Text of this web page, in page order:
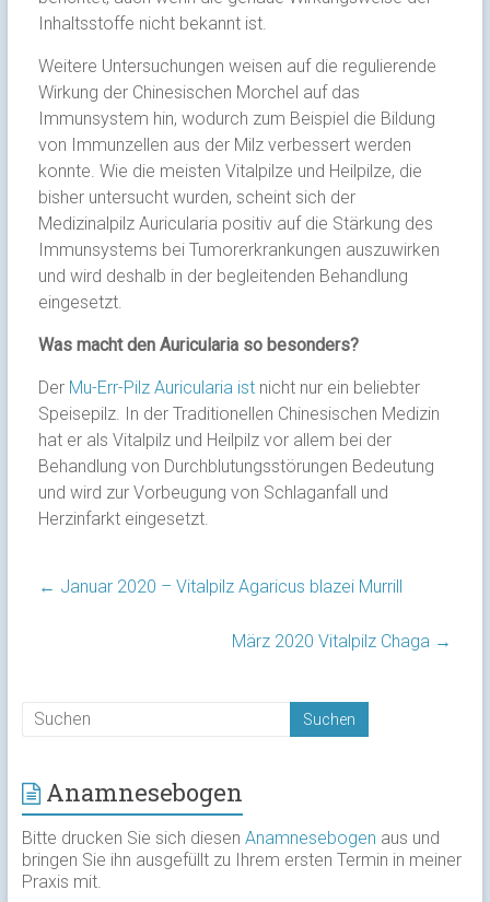
Inhaltsstoffe nicht bekannt ist.
Weitere Untersuchungen weisen auf die regulierende
Wirkung der Chinesischen Morchel auf das
Immunsystem hin, wodurch zum Beispiel die Bildung
von Immunzellen aus der Milz verbessert werden
konnte. Wie die meisten Vitalpilze und Heilpilze, die
bisher untersucht wurden, scheint sich der
Medizinalpilz Auricularia positiv auf die Stärkung des
Immunsystems bei Tumorerkrankungen auszuwirken
und wird deshalb in der begleitenden Behandlung
eingesetzt.
Was macht den Auricularia so besonders?
Der Mu-Err-Pilz Auricularia istnicht nur ein beliebter
Speisepilz. In der Traditionellen Chinesischen Medizin
hat er als Vitalpilz und Heilpilz vor allem bei der
Behandlung von Durchblutungsstörungen Bedeutung
und wird zur Vorbeugung von Schlaganfall und
Herzinfarkt eingesetzt.
← Januar 2020 – Vitalpilz Agaricus blazei Murrill
März 2020 Vitalpilz Chaga →
Anamnesebogen
Bitte drucken Sie sich diesen Anamnesebogen aus und
bringen Sie ihn ausgefüllt zu Ihrem ersten Termin in meiner
Praxis mit.